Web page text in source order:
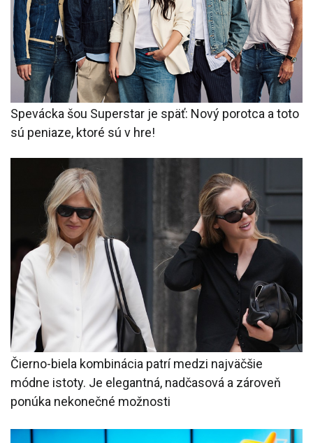
Spevácka šou Superstar je späť: Nový porotca a toto
sú peniaze, ktoré sú v hre!
Čierno-biela kombinácia patrí medzi najväčšie
módne istoty. Je elegantná, nadčasová a zároveň
ponúka nekonečné možnosti